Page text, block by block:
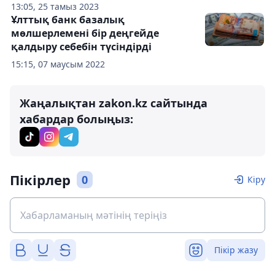
13:05, 25 тамыз 2023
15:15, 07 маусым 2022
Ұлттық банк базалық
мөлшерлемені бір деңгейде
қалдыру себебін түсіндірді
Жаңалықтан zakon.kz сайтында
хабардар болыңыз:
Пікірлер 0 Кіру
Пікір жазу